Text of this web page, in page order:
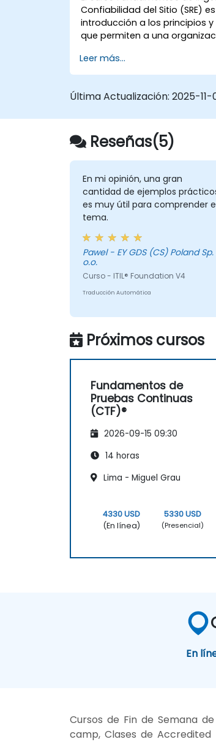
Confiabilidad del Sitio (SRE)
introducción a los principios
que permiten a una
servicios críticos. Introducir la
del sitio requiere un
ingeniería y la automatización,
Leer más...
Última Actualización: 2025-11-
Reseñas(5)
En mi opinión, una gran
cantidad de ejemplos
es muy útil para comprender
tema.
Pawel - EY GDS (CS) Poland Sp. z
o.o.
Curso - ITIL® Foundation V4
Traducción Automática
Próximos cursos
Fundamentos de
Pruebas Continuas
(CTF)®
2026-09-15 09:30
14 horas
Lima - Miguel Grau
4330 USD
(En línea)
5330 USD
(Presencial)
En
Cursos de Fin de Semana
camp, Clases de